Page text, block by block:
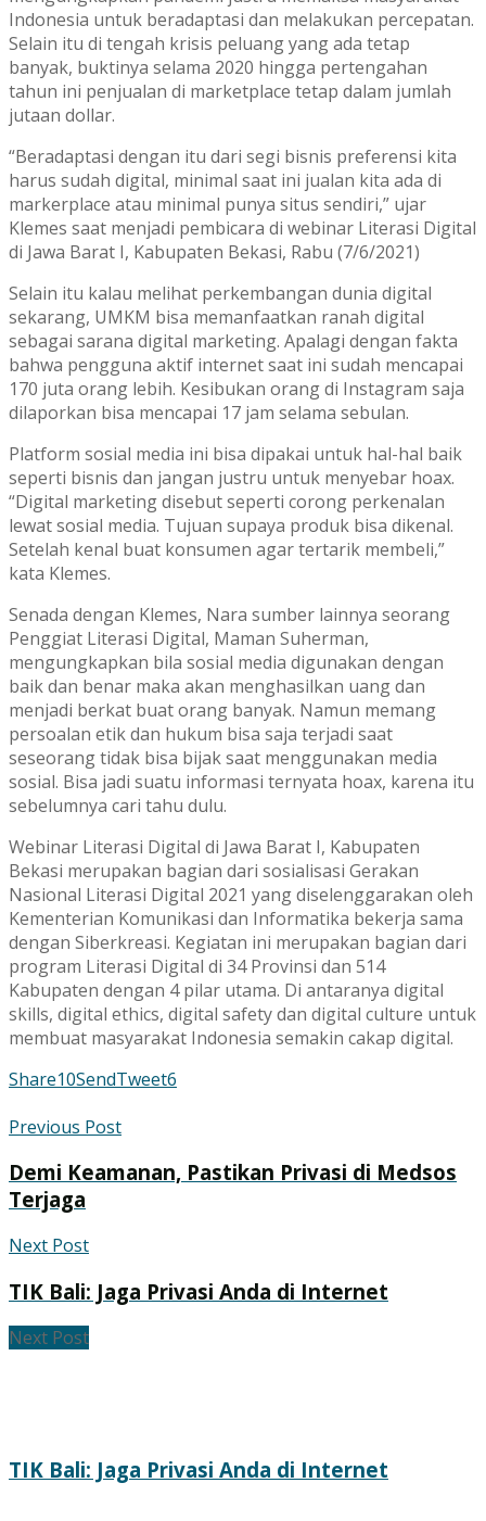
Indonesia untuk beradaptasi dan melakukan percepatan.
Selain itu di tengah krisis peluang yang ada tetap
banyak, buktinya selama 2020 hingga pertengahan
tahun ini penjualan di marketplace tetap dalam jumlah
jutaan dollar.
“Beradaptasi dengan itu dari segi bisnis preferensi kita
harus sudah digital, minimal saat ini jualan kita ada di
markerplace atau minimal punya situs sendiri,” ujar
Klemes saat menjadi pembicara di webinar Literasi Digital
di Jawa Barat I, Kabupaten Bekasi, Rabu (7/6/2021)
Selain itu kalau melihat perkembangan dunia digital
sekarang, UMKM bisa memanfaatkan ranah digital
sebagai sarana digital marketing. Apalagi dengan fakta
bahwa pengguna aktif internet saat ini sudah mencapai
170 juta orang lebih. Kesibukan orang di Instagram saja
dilaporkan bisa mencapai 17 jam selama sebulan.
Platform sosial media ini bisa dipakai untuk hal-hal baik
seperti bisnis dan jangan justru untuk menyebar hoax.
“Digital marketing disebut seperti corong perkenalan
lewat sosial media. Tujuan supaya produk bisa dikenal.
Setelah kenal buat konsumen agar tertarik membeli,”
kata Klemes.
Senada dengan Klemes, Nara sumber lainnya seorang
Penggiat Literasi Digital, Maman Suherman,
mengungkapkan bila sosial media digunakan dengan
baik dan benar maka akan menghasilkan uang dan
menjadi berkat buat orang banyak. Namun memang
persoalan etik dan hukum bisa saja terjadi saat
seseorang tidak bisa bijak saat menggunakan media
sosial. Bisa jadi suatu informasi ternyata hoax, karena itu
sebelumnya cari tahu dulu.
Webinar Literasi Digital di Jawa Barat I, Kabupaten
Bekasi merupakan bagian dari sosialisasi Gerakan
Nasional Literasi Digital 2021 yang diselenggarakan oleh
Kementerian Komunikasi dan Informatika bekerja sama
dengan Siberkreasi. Kegiatan ini merupakan bagian dari
program Literasi Digital di 34 Provinsi dan 514
Kabupaten dengan 4 pilar utama. Di antaranya digital
skills, digital ethics, digital safety dan digital culture untuk
membuat masyarakat Indonesia semakin cakap digital.
Share10SendTweet6
Previous Post
Demi Keamanan, Pastikan Privasi di Medsos
Terjaga
Next Post
TIK Bali: Jaga Privasi Anda di Internet
Next Post
TIK Bali: Jaga Privasi Anda di Internet